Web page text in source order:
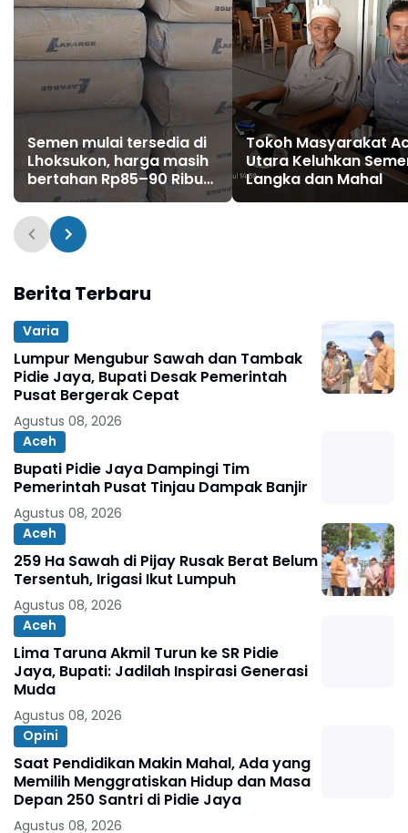
Semen mulai tersedia di
Lhoksukon, harga masih
bertahan Rp85–90 Ribu
per sak
Tokoh Masyarakat
Utara Keluhkan
Langka dan Mahal
Berita Terbaru
Varia
Lumpur Mengubur Sawah dan Tambak
Pidie Jaya, Bupati Desak Pemerintah
Pusat Bergerak Cepat
Agustus 08, 2026
Aceh
Bupati Pidie Jaya Dampingi Tim
Pemerintah Pusat Tinjau Dampak Banjir
Agustus 08, 2026
Aceh
259 Ha Sawah di Pijay Rusak Berat Belum
Tersentuh, Irigasi Ikut Lumpuh
Agustus 08, 2026
Aceh
Lima Taruna Akmil Turun ke SR Pidie
Jaya, Bupati: Jadilah Inspirasi Generasi
Muda
Agustus 08, 2026
Opini
Saat Pendidikan Makin Mahal, Ada yang
Memilih Menggratiskan Hidup dan Masa
Depan 250 Santri di Pidie Jaya
Agustus 08, 2026